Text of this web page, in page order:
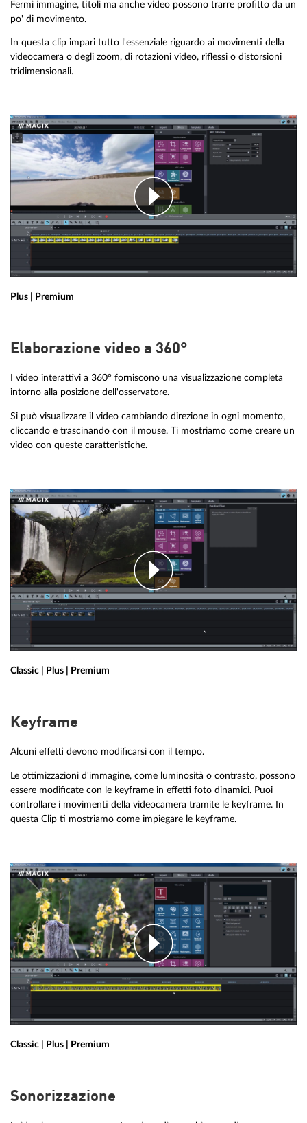
Fermi immagine, titoli ma anche video possono trarre profitto da un
po' di movimento.
In questa clip impari tutto l'essenziale riguardo ai movimenti della
videocamera o degli zoom, di rotazioni video, riflessi o distorsioni
tridimensionali.
Plus | Premium
Elaborazione video a 360°
I video interattivi a 360° forniscono una visualizzazione completa
intorno alla posizione dell'osservatore.
Si può visualizzare il video cambiando direzione in ogni momento,
cliccando e trascinando con il mouse. Ti mostriamo come creare un
video con queste caratteristiche.
Classic | Plus | Premium
Keyframe
Alcuni effetti devono modificarsi con il tempo.
Le ottimizzazioni d'immagine, come luminosità o contrasto, possono
essere modificate con le keyframe in effetti foto dinamici. Puoi
controllare i movimenti della videocamera tramite le keyframe. In
questa Clip ti mostriamo come impiegare le keyframe.
Classic | Plus | Premium
Sonorizzazione